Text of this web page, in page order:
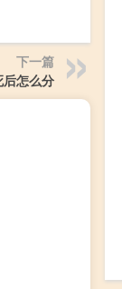
下一篇
怎么分